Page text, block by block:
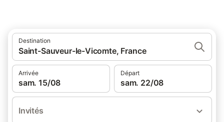
Destination
Saint-Sauveur-le-Vicomte, France
Arrivée
sam. 15/08
Départ
sam. 22/08
Invités